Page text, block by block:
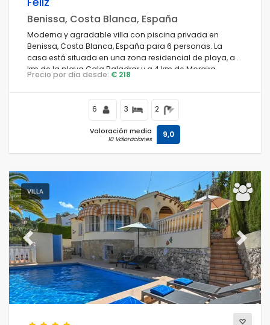
Benissa, Costa Blanca, España
Moderna y agradable villa con piscina privada en
Benissa, Costa Blanca, España para 6 personas. La
casa está situada en una zona residencial de playa, a 4
km de la playa Cala Baladrar y a 4 km de Moraira.
Precio por día desde: € 218
6 3 2
Valoración media
10 Valoraciones 9,0
VILLA
Previous Next